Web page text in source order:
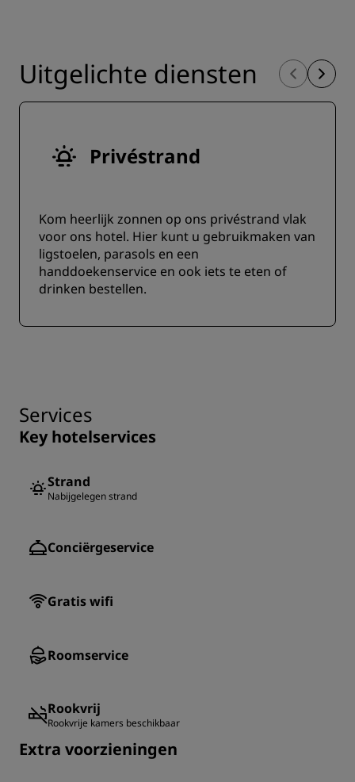
Uitgelichte diensten
Privéstrand
Kom heerlijk zonnen op ons privéstrand vlak
voor ons hotel. Hier kunt u gebruikmaken van
ligstoelen, parasols en een
handdoekenservice en ook iets te eten of
drinken bestellen.
Services
Key hotelservices
Strand
Nabijgelegen strand
Conciërgeservice
Gratis wifi
Roomservice
Rookvrij
Rookvrije kamers beschikbaar
Extra voorzieningen